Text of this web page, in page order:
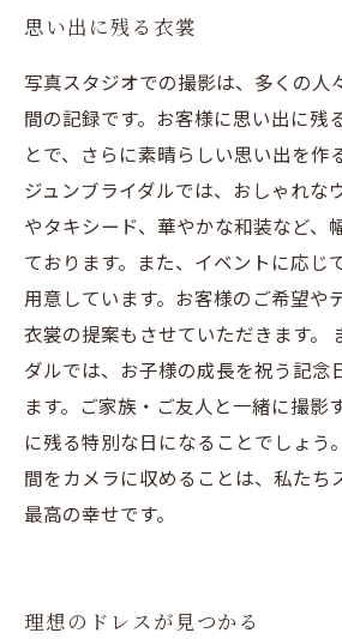
思い出に残る衣裳
写真スタジオでの撮影は、多くの人
間の記録です。お客様に思い出に残
とで、さらに素晴らしい思い出を作
ジュンブライダルでは、おしゃれな
やタキシード、華やかな和装など、
ております。また、イベントに応じ
用意しています。お客様のご希望や
衣裳の提案もさせていただきます。
ダルでは、お子様の成長を祝う記念
ます。ご家族・ご友人と一緒に撮影
に残る特別な日になることでしょう
間をカメラに収めることは、私たち
最高の幸せです。
理想のドレスが見つかる